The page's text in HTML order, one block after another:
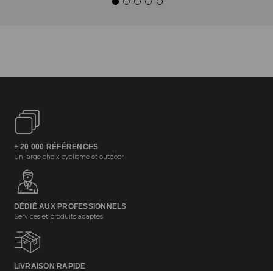
+ 20 000 RÉFÉRENCES
Un large choix cyclisme et outdoor
DÉDIÉ AUX PROFESSIONNELS
Services et produits adaptés
LIVRAISON RAPIDE